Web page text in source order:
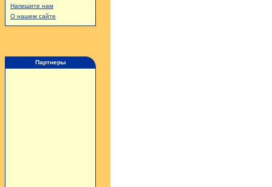
Напишите нам
О нашем сайте
Партнеры